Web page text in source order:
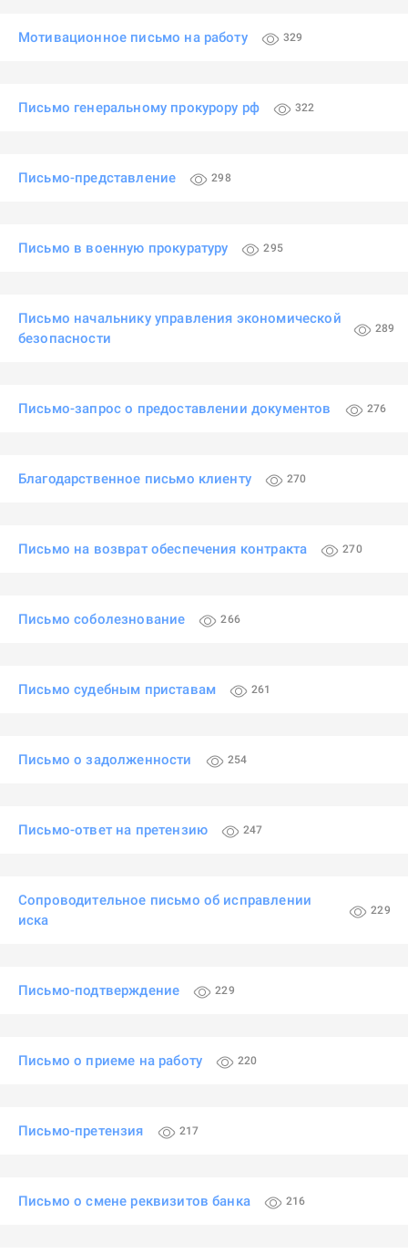
Мотивационное письмо на работу 329
Письмо генеральному прокурору рф 322
Письмо-представление 298
Письмо в военную прокуратуру 295
Письмо начальнику управления экономической
безопасности
289
Письмо-запрос о предоставлении документов 276
Благодарственное письмо клиенту 270
Письмо на возврат обеспечения контракта 270
Письмо соболезнование 266
Письмо судебным приставам 261
Письмо о задолженности 254
Письмо-ответ на претензию 247
Сопроводительное письмо об исправлении
иска
229
Письмо-подтверждение 229
Письмо о приеме на работу 220
Письмо-претензия 217
Письмо о смене реквизитов банка 216